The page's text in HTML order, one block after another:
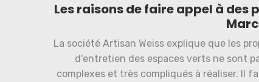
Les raisons de faire appel à
La société Artisan Weiss explique que les
d'entretien des espaces verts ne sont
complexes et très compliqués à réaliser. Il